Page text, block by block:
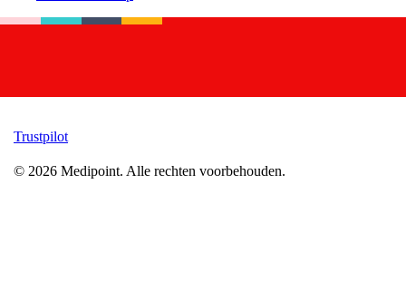
Trustpilot
© 2026 Medipoint. Alle rechten voorbehouden.